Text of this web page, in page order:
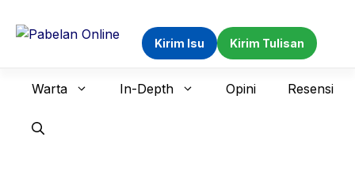
Kirim Isu Kirim Tulisan
Warta In-Depth Opini Resensi